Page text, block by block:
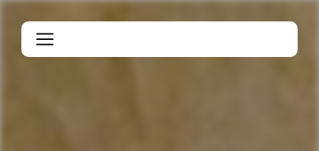
Panneau de gestion des cookies